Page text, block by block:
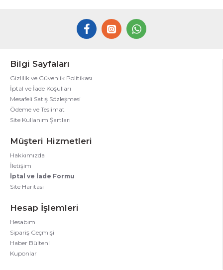
Bilgi Sayfaları
Gizlilik ve Güvenlik Politikası
İptal ve İade Koşulları
Mesafeli Satış Sözleşmesi
Ödeme ve Teslimat
Site Kullanım Şartları
Müşteri Hizmetleri
Hakkımızda
İletişim
İptal ve İade Formu
Site Haritası
Hesap İşlemleri
Hesabım
Sipariş Geçmişi
Haber Bülteni
Kuponlar